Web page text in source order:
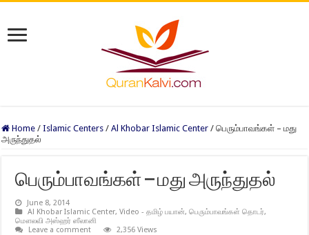
Home / Islamic Centers / Al Khobar Islamic Center / பெரும்பாவங்கள் – மது
அருந்துதல்
பெரும்பாவங்கள் – மது அருந்துதல்
June 8, 2014
Al Khobar Islamic Center,Video - தமிழ் பயான்,பெரும்பாவங்கள் தொடர்,
மௌலவி அஸ்ஹர் ஸீலானி
Leave a comment
2,356 Views